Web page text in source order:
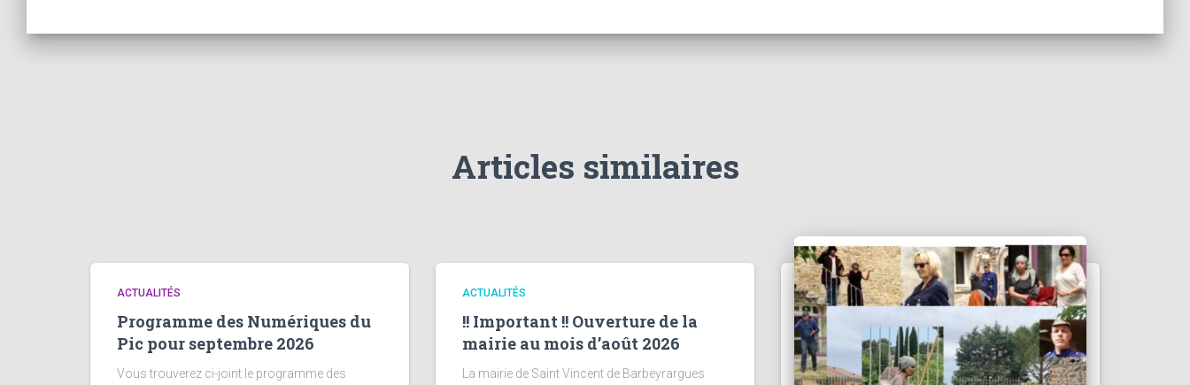
Articles similaires
ACTUALITÉS
Programme des Numériques du
Pic pour septembre 2026
Vous trouverez ci-joint le programme des
ACTUALITÉS
!! Important !! Ouverture de la
mairie au mois d’août 2026
La mairie de Saint Vincent de Barbeyrargues